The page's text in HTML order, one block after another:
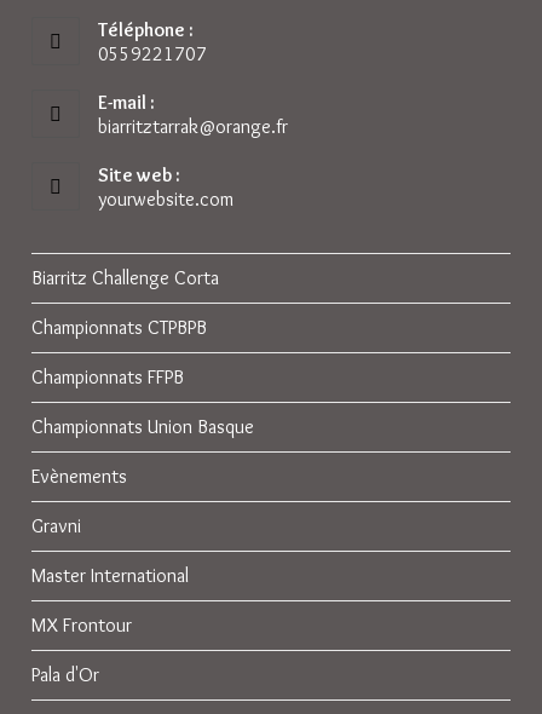
Téléphone :
0559221707
E-mail :
biarritztarrak@orange.frS’ouvre
Site web :
yourwebsite.com
Biarritz Challenge Corta
Championnats CTPBPB
Championnats FFPB
Championnats Union Basque
Evènements
Gravni
Master International
MX Frontour
Pala d'Or